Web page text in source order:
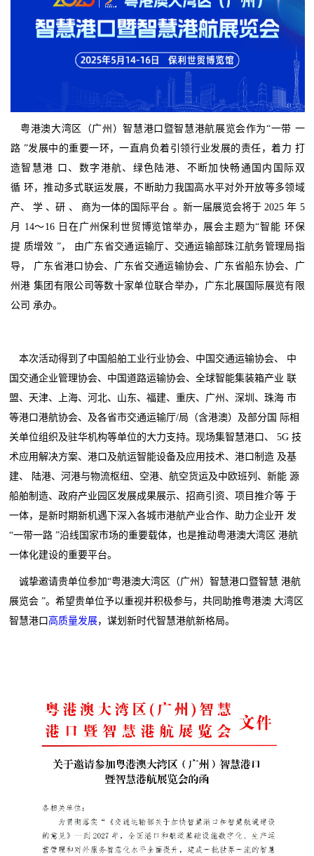
粤港澳大湾区（广州）智慧港口暨智慧港航展览会作为“一带 一
路 ”发展中的重要一环，一直肩负着引领行业发展的责任，着力 打
造智慧港 口、数字港航、绿色陆港、不断加快畅通国内国际双
循 环，推动多式联运发展，不断助力我国高水平对外开放等多领域
产、 学 、研 、 商为一体的国际平台 。新一届展览会将于 2025 年 5
月 14～16 日在广州保利世贸博览馆举办，展会主题为“智能 环保
提 质增效 ”， 由广东省交通运输厅、交通运输部珠江航务管理局指
导， 广东省港口协会、广东省交通运输协会、广东省船东协会、广
州港 集团有限公司等数十家单位联合举办，广东北展国际展览有限
公司 承办。
本次活动得到了中国船舶工业行业协会、中国交通运输协会、 中
国交通企业管理协会、中国道路运输协会、全球智能集装箱产业 联
盟、天津、上海、河北、山东、福建、重庆、广州、深圳、珠海 市
等港口港航协会、及各省市交通运输厅/局（含港澳）及部分国 际相
关单位组织及驻华机构等单位的大力支持。现场集智慧港口、 5G 技
术应用解决方案、港口及航运智能设备及应用技术、港口制造 及基
建、 陆港、河港与物流枢纽、空港、航空货运及中欧班列、新能 源
船舶制造、政府产业园区发展成果展示、招商引资、项目推介等 于
一体，是新时期新机遇下深入各城市港航产业合作、助力企业开 发
“一带一路 ”沿线国家市场的重要载体，也是推动粤港澳大湾区 港航
一体化建设的重要平台。
诚挚邀请贵单位参加“粤港澳大湾区（广州）智慧港口暨智慧 港航
展览会 ”。希望贵单位予以重视并积极参与，共同助推粤港澳 大湾区
智慧港口 高质量发展，谋划新时代智慧港航新格局。